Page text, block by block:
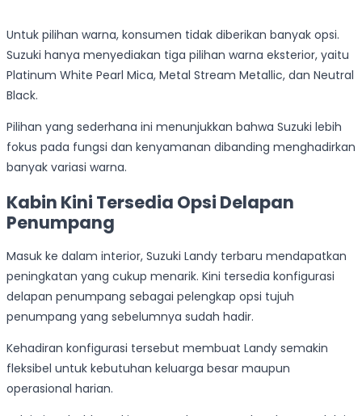
Untuk pilihan warna, konsumen tidak diberikan banyak opsi.
Suzuki hanya menyediakan tiga pilihan warna eksterior, yaitu
Platinum White Pearl Mica, Metal Stream Metallic, dan Neutral
Black.
Pilihan yang sederhana ini menunjukkan bahwa Suzuki lebih
fokus pada fungsi dan kenyamanan dibanding menghadirkan
banyak variasi warna.
Kabin Kini Tersedia Opsi Delapan
Penumpang
Masuk ke dalam interior, Suzuki Landy terbaru mendapatkan
peningkatan yang cukup menarik. Kini tersedia konfigurasi
delapan penumpang sebagai pelengkap opsi tujuh
penumpang yang sebelumnya sudah hadir.
Kehadiran konfigurasi tersebut membuat Landy semakin
fleksibel untuk kebutuhan keluarga besar maupun
operasional harian.